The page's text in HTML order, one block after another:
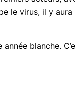
le virus, il y
blanche.